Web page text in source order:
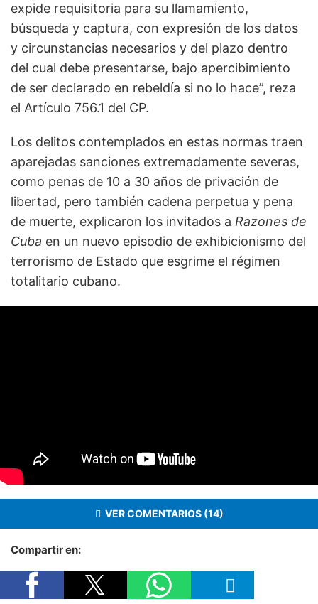
expide requisitoria para su llamamiento,
búsqueda y captura, con expresión de los datos
y circunstancias necesarios y del plazo dentro
del cual debe presentarse, bajo apercibimiento
de ser declarado en rebeldía si no lo hace”, reza
el Artículo 756.1 del CP.
Los delitos contemplados en estas normas traen
aparejadas sanciones extremadamente severas,
como penas de 10 a 30 años de privación de
libertad, pero también cadena perpetua y pena
de muerte, explicaron los invitados a Razones de
Cuba en un nuevo episodio de exhibicionismo del
terrorismo de Estado que esgrime el régimen
totalitario cubano.
VER COMENTARIOS (14)
Compartir en: